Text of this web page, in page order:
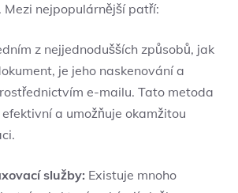
Mezi nejpopulárnější patří:
z nejjednodušších způsobů, jak
je jeho naskenování a
e-mailu. Tato metoda
a umožňuje okamžitou
služby: Existuje mnoho